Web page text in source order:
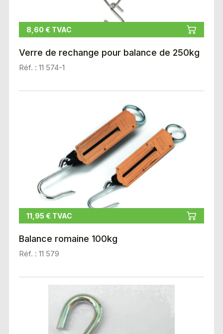
8,60 € TVAC
Verre de rechange pour balance de 250kg
Réf. : 11 574-1
11,95 € TVAC
Balance romaine 100kg
Réf. : 11 579